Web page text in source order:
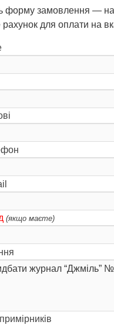
форму замовлення —
рахунок для оплати на
(якщо маєте)
примірників